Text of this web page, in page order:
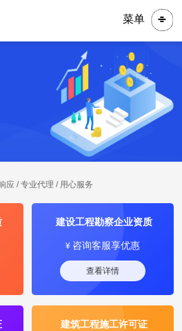
菜单
应 / 专业代理 / 用心服务
建设工程勘察企业资质
¥ 咨询客服享优惠
查看详情
建筑工程施工许可证